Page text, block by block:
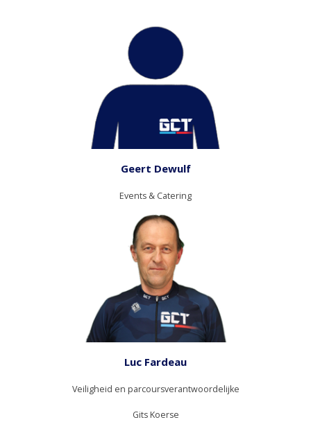
Geert Dewulf
Events & Catering
Luc Fardeau
Veiligheid en parcoursverantwoordelijke
Gits Koerse